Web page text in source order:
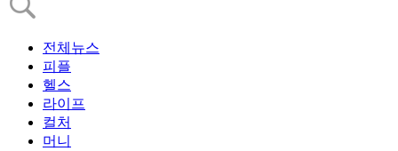
전체뉴스
피플
헬스
라이프
컬처
머니